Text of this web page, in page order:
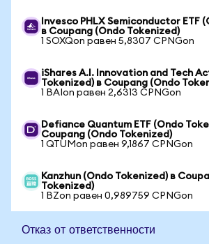
Invesco PHLX Semiconductor ETF
в Coupang (Ondo Tokenized)
1 SOXQon равен 5,8307 CPNGon
iShares A.I. Innovation and Tech
Tokenized) в Coupang (Ondo
1 BAIon равен 2,6313 CPNGon
Defiance Quantum ETF (Ondo
Coupang (Ondo Tokenized)
1 QTUMon равен 9,1867 CPNGon
Kanzhun (Ondo Tokenized) в
Tokenized)
1 BZon равен 0,989759 CPNGon
Отказ от ответственности